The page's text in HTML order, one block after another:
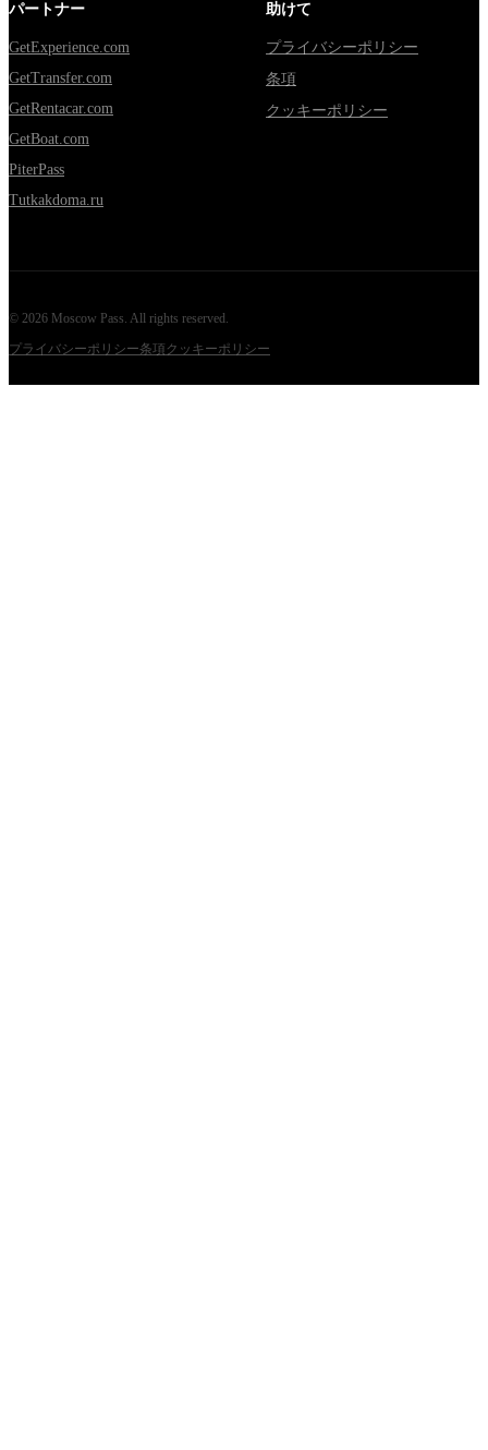
パートナー
GetExperience.com
GetTransfer.com
GetRentacar.com
GetBoat.com
PiterPass
Tutkakdoma.ru
助けて
プライバシーポリシー
条項
クッキーポリシー
© 2026 Moscow Pass. All rights reserved.
プライバシーポリシー条項 クッキーポリシー